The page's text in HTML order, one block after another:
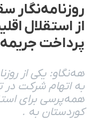
روزنامەنگار
از استقلال
پرداخت
هەنگاو: یکی از
بە اتهام شرکت در
همەپرسی برای
کوردستان بە .